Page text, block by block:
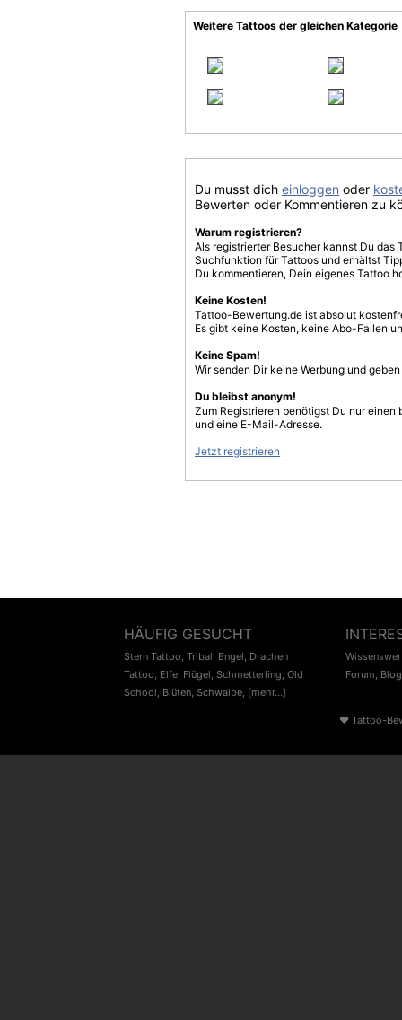
Weitere Tattoos der gleichen Kategorie
Du musst dich einloggen oder
Bewerten oder Kommentieren zu
Warum registrieren?
Als registrierter Besucher kannst Du
Suchfunktion für Tattoos und erhältst
Du kommentieren, Dein eigenes Tattoo
Keine Kosten!
Tattoo-Bewertung.de ist absolut
Es gibt keine Kosten, keine Abo-Fallen
Keine Spam!
Wir senden Dir keine Werbung und
Du bleibst anonym!
Zum Registrieren benötigst Du nur einen
und eine E-Mail-Adresse.
Jetzt registrieren
HÄUFIG GESUCHT
Stern Tattoo, Tribal, Engel, Drachen
Tattoo, Elfe, Flügel, Schmetterling, Old
School, Blüten, Schwalbe, [mehr...]
Forum, Blog
♥ Tattoo-